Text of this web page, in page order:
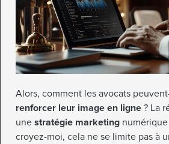
Alors, comment les avocats
renforcer leur image en ligne ? La
une stratégie marketing
croyez-moi, cela ne se limite pas à